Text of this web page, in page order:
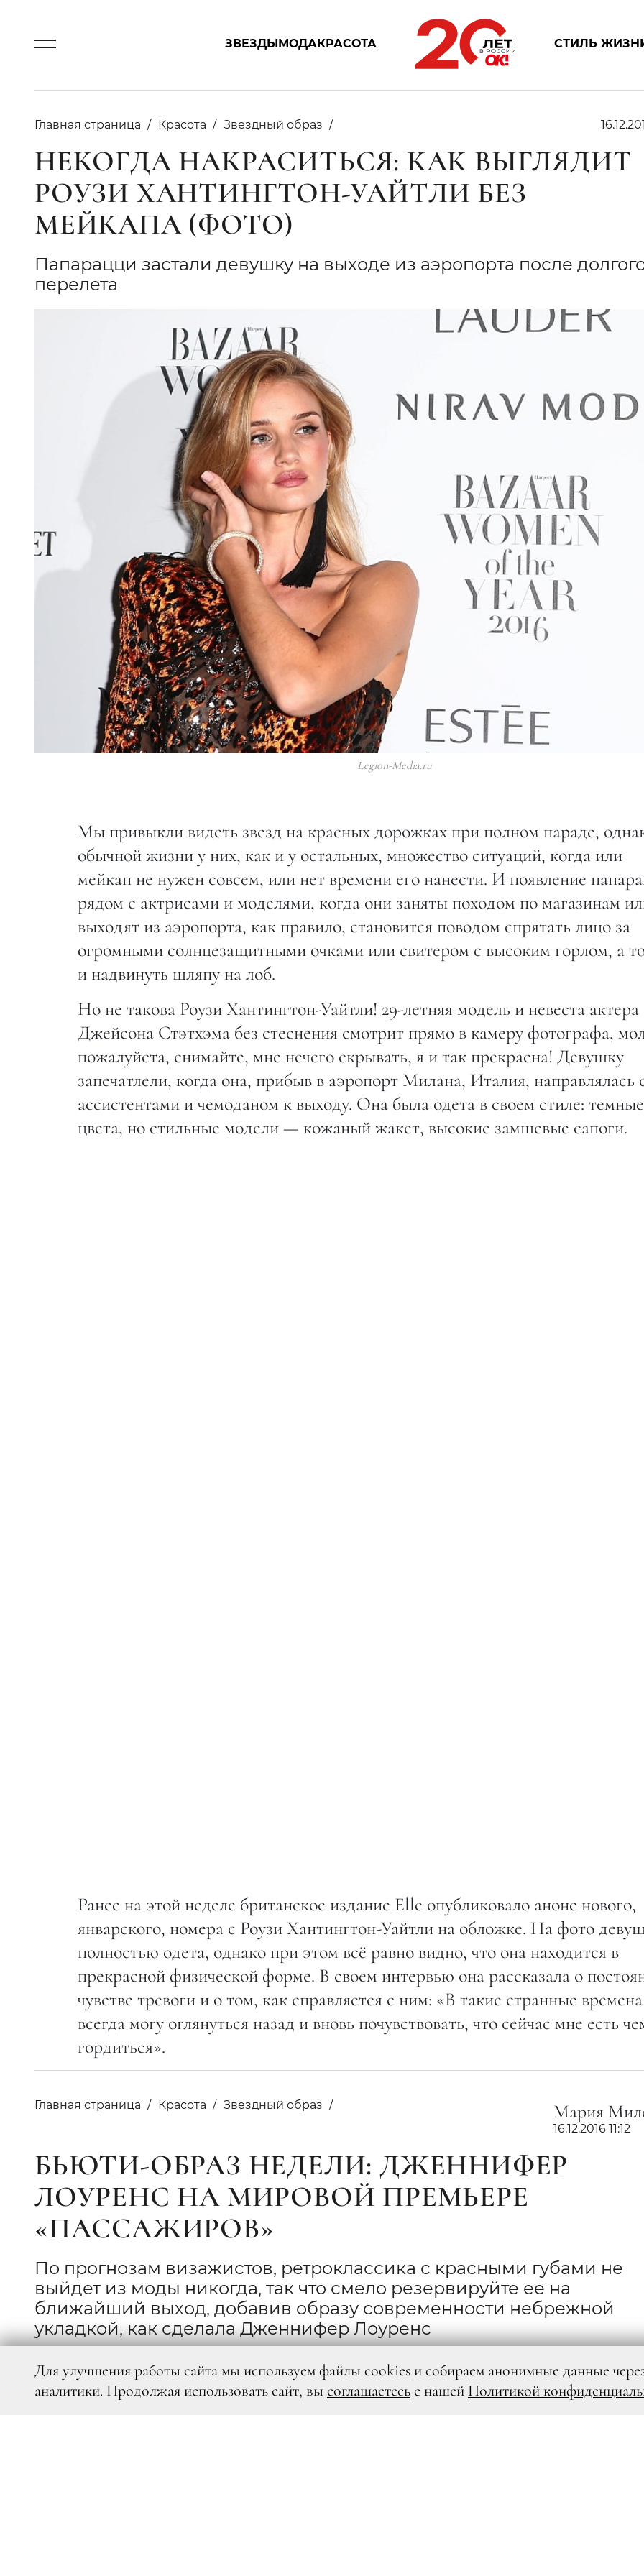
ЗВЕЗДЫМОДАКРАСОТА СТИЛЬ
Главная страница Красота Звездный образ
НЕКОГДА НАКРАСИТЬСЯ: КАК ВЫГЛЯДИТ
РОУЗИ ХАНТИНГТОН-УАЙТЛИ БЕЗ
МЕЙКАПА (ФОТО)
Папарацци застали девушку на выходе из аэропорта после
перелета
Legion-Media.ru
Мы привыкли видеть звезд на красных дорожках при полном параде,
обычной жизни у них, как и у остальных, множество ситуаций, когда или
мейкап не нужен совсем, или нет времени его нанести. И появление
рядом с актрисами и моделями, когда они заняты походом по магазинам
выходят из аэропорта, как правило, становится поводом спрятать лицо за
огромными солнцезащитными очками или свитером с высоким горлом, а
и надвинуть шляпу на лоб.
Но не такова Роузи Хантингтон-Уайтли! 29-летняя модель и невеста актера
Джейсона Стэтхэма без стеснения смотрит прямо в камеру фотографа,
пожалуйста, снимайте, мне нечего скрывать, я и так прекрасна! Девушку
запечатлели, когда она, прибыв в аэропорт Милана, Италия, направлялась
ассистентами и чемоданом к выходу. Она была одета в своем стиле: темные
цвета, но стильные модели — кожаный жакет, высокие замшевые сапоги.
Ранее на этой неделе британское издание Elle опубликовало анонс нового,
январского, номера с Роузи Хантингтон-Уайтли на обложке. На фото
полностью одета, однако при этом всё равно видно, что она находится в
прекрасной физической форме. В своем интервью она рассказала о
чувстве тревоги и о том, как справляется с ним: «В такие странные
всегда могу оглянуться назад и вновь почувствовать, что сейчас мне есть
гордиться».
Главная страница Красота Звездный образ Мария
16.12.2016 11:12
БЬЮТИ-ОБРАЗ НЕДЕЛИ: ДЖЕННИФЕР
ЛОУРЕНС НА МИРОВОЙ ПРЕМЬЕРЕ
«ПАССАЖИРОВ»
По прогнозам визажистов, ретроклассика с красными губами не
выйдет из моды никогда, так что смело резервируйте ее на
ближайший выход, добавив образу современности небрежной
укладкой, как сделала Дженнифер Лоуренс
Для улучшения работы сайта мы используем файлы cookies и собираем анонимные данные
аналитики. Продолжая использовать сайт, вы соглашаетесьс нашей Политикой